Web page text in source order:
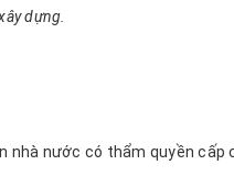
dựng.
nhà nước có thẩm quyền cấp